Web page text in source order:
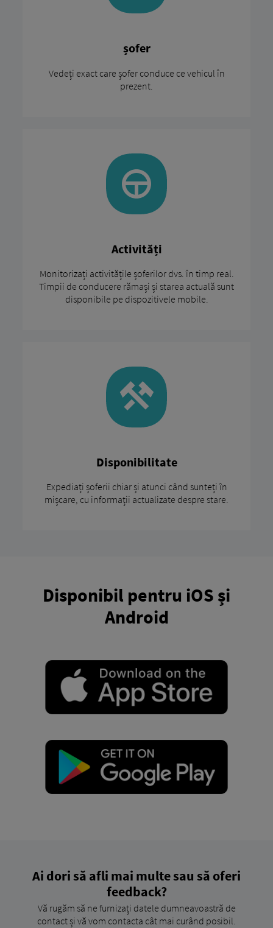
șofer
Vedeți exact care șofer conduce ce vehicul în
prezent.
Activități
Monitorizați activitățile șoferilor dvs. în timp real.
Timpii de conducere rămași și starea actuală sunt
disponibile pe dispozitivele mobile.
Disponibilitate
Expediați șoferii chiar și atunci când sunteți în
mișcare, cu informații actualizate despre stare.
Disponibil pentru iOS și
Android
Ai dori să afli mai multe sau să oferi
feedback?
Vă rugăm să ne furnizați datele dumneavoastră de
contact și vă vom contacta cât mai curând posibil.